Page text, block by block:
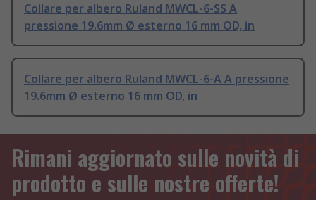
Collare per albero Ruland MWCL-6-SS A
pressione 19.6mm Ø esterno 16 mm OD, in
Collare per albero Ruland MWCL-6-A A pressione
19.6mm Ø esterno 16 mm OD, in
Rimani aggiornato sulle novità di
prodotto e sulle nostre offerte!